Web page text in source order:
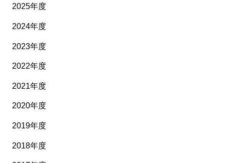
2025年度
2024年度
2023年度
2022年度
2021年度
2020年度
2019年度
2018年度